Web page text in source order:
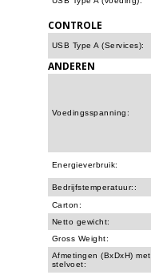
CONTROLE
USB Type A (Services):
ANDEREN
Voedingsspanning:
Energieverbruik:
Bedrijfstemperatuur::
Carton:
Netto gewicht:
Gross Weight:
Afmetingen (BxDxH) met
stelvoet: